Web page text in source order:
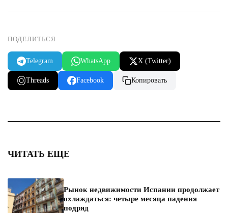
ПОДЕЛИТЬСЯ
Telegram WhatsApp X (Twitter)
Threads Facebook Копировать
ЧИТАТЬ ЕЩЕ
Рынок недвижимости Испании продолжает
охлаждаться: четыре месяца падения
подряд